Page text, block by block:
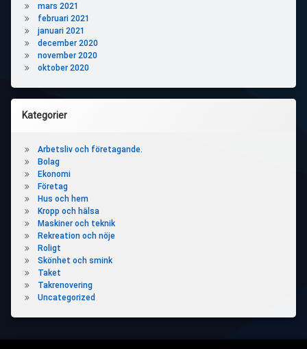
mars 2021
februari 2021
januari 2021
december 2020
november 2020
oktober 2020
Kategorier
Arbetsliv och företagande.
Bolag
Ekonomi
Företag
Hus och hem
Kropp och hälsa
Maskiner och teknik
Rekreation och nöje
Roligt
Skönhet och smink
Taket
Takrenovering
Uncategorized